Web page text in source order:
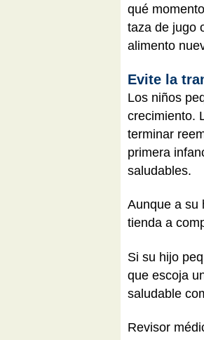
qué
taza de jugo
alimento
Evite la
Los niños
crecimiento.
terminar
primera
saludables.
Aunque a su
tienda a
Si su hijo
que escoja
saludable
Revisor